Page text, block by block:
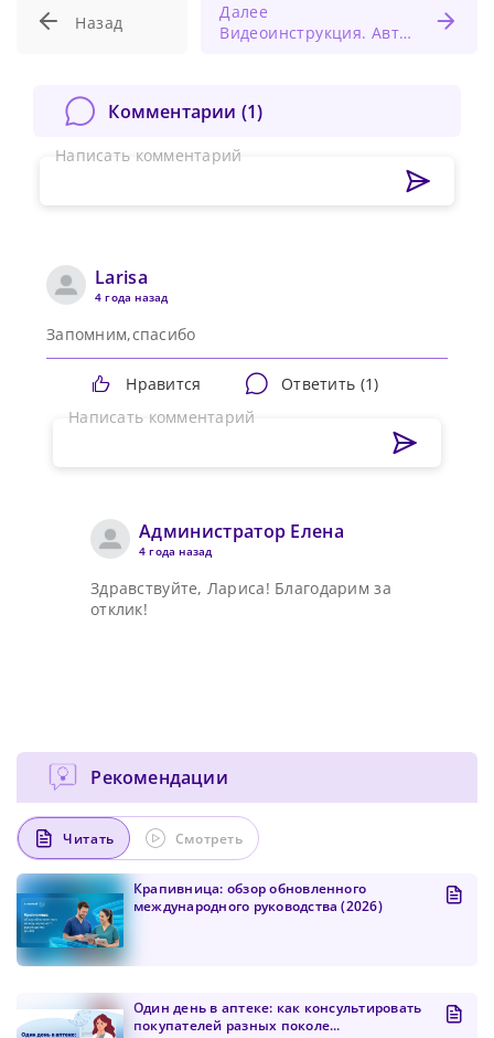
Назад
Далее
Видеоинструкция. Авторизация с временным паролем.
Комментарии (1)
Написать комментарий
Larisa
4 года назад
Запомним,спасибо
Нравится Ответить (1)
Написать комментарий
Администратор Елена
4 года назад
Здравствуйте, Лариса! Благодарим за
отклик!
Рекомендации
Читать Смотреть
Крапивница: обзор обновленного
международного руководства (2026)
Один день в аптеке: как консультировать
покупателей разных поколе...